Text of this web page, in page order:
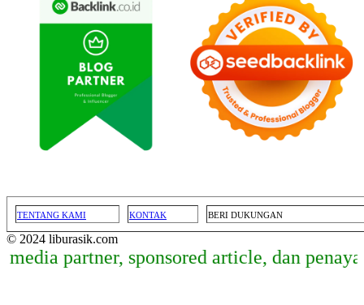
TENTANG KAMI KONTAK BERI DUKUNGAN
© 2024 liburasik.com
sponsored article, dan penayangan